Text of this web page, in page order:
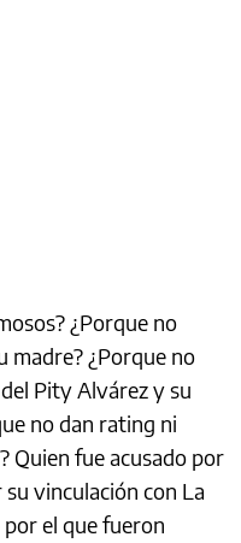
¿Porque no
madre? ¿Porque no
Pity Alvárez y su
no dan rating ni
Quien fue acusado por
vinculación con La
el que fueron